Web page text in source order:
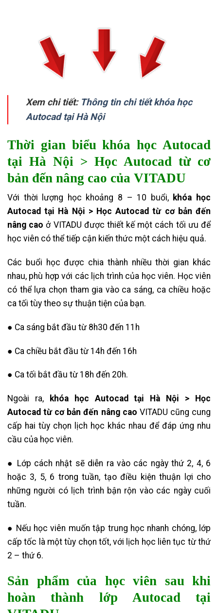
Xem chi tiết: Thông tin chi tiết khóa học
Autocad tại Hà Nội
Thời gian biểu khóa học Autocad
tại Hà Nội > Học Autocad từ cơ
bản đến nâng cao của VITADU
Với thời lượng học khoảng 8 – 10 buổi, khóa học
Autocad tại Hà Nội > Học Autocad từ cơ bản đến
nâng cao ở VITADU được thiết kế một cách tối ưu để
học viên có thể tiếp cận kiến thức một cách hiệu quả.
Các buổi học được chia thành nhiều thời gian khác
nhau, phù hợp với các lịch trình của học viên. Học viên
có thể lựa chọn tham gia vào ca sáng, ca chiều hoặc
ca tối tùy theo sự thuận tiện của bạn.
● Ca sáng bắt đầu từ 8h30 đến 11h
● Ca chiều bắt đầu từ 14h đến 16h
● Ca tối bắt đầu từ 18h đến 20h.
Ngoài ra,
khóa học Autocad tại Hà Nội > Học
Autocad từ cơ bản đến nâng cao VITADU cũng cung
cấp hai tùy chọn lịch học khác nhau để đáp ứng nhu
cầu của học viên.
● Lớp cách nhật sẽ diễn ra vào các ngày thứ 2, 4, 6
hoặc 3, 5, 6 trong tuần, tạo điều kiện thuận lợi cho
những người có lịch trình bận rộn vào các ngày cuối
tuần.
● Nếu học viên muốn tập trung học nhanh chóng, lớp
cấp tốc là một tùy chọn tốt, với lịch học liên tục từ thứ
2 – thứ 6.
Sản phẩm của học viên sau khi
hoàn thành lớp Autocad tại